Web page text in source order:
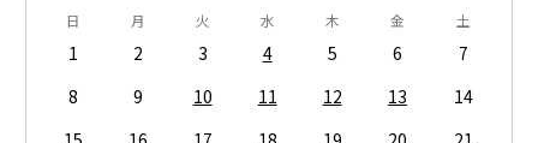
日 月 火 水 木 金 土
1 2 3 4 5 6
7
8
9 10 11 12 13
14